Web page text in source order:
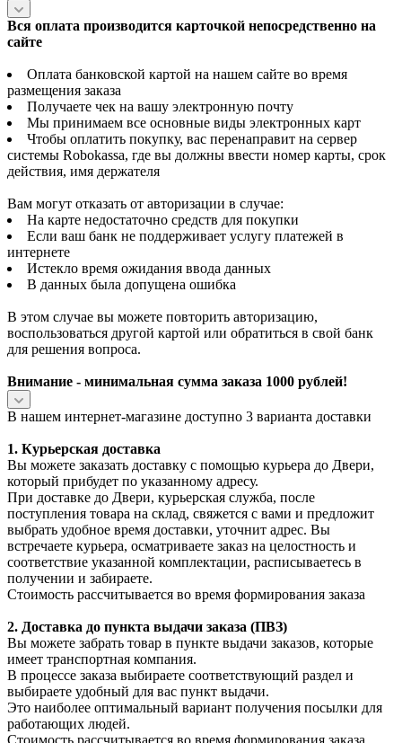
Вся оплата производится карточкой непосредственно на
сайте
Оплата банковской картой на нашем сайте во время
размещения заказа
Получаете чек на вашу электронную почту
Мы принимаем все основные виды электронных карт
Чтобы оплатить покупку, вас перенаправит на сервер
системы Robokassa, где вы должны ввести номер карты, срок
действия, имя держателя
Вам могут отказать от авторизации в случае:
На карте недостаточно средств для покупки
Если ваш банк не поддерживает услугу платежей в
интернете
Истекло время ожидания ввода данных
В данных была допущена ошибка
В этом случае вы можете повторить авторизацию,
воспользоваться другой картой или обратиться в свой банк
для решения вопроса.
Внимание - минимальная сумма заказа 1000 рублей!
В нашем интернет-магазине доступно 3 варианта доставки
1. Курьерская доставка
Вы можете заказать доставку с помощью курьера до Двери,
который прибудет по указанному адресу.
При доставке до Двери, курьерская служба, после
поступления товара на склад, свяжется с вами и предложит
выбрать удобное время доставки, уточнит адрес. Вы
встречаете курьера, осматриваете заказ на целостность и
соответствие указанной комплектации, расписываетесь в
получении и забираете.
Стоимость рассчитывается во время формирования заказа
2. Доставка до пункта выдачи заказа (ПВЗ)
Вы можете забрать товар в пункте выдачи заказов, которые
имеет транспортная компания.
В процессе заказа выбираете соответствующий раздел и
выбираете удобный для вас пункт выдачи.
Это наиболее оптимальный вариант получения посылки для
работающих людей.
Стоимость рассчитывается во время формирования заказа